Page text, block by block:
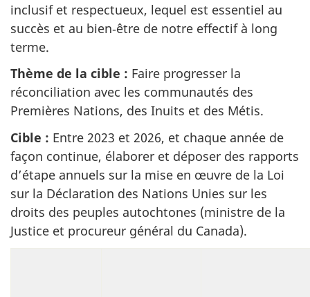
inclusif et respectueux, lequel est essentiel au
succès et au bien‑être de notre effectif à long
terme.
Thème de la cible : Faire progresser la
réconciliation avec les communautés des
Premières Nations, des Inuits et des Métis.
Cible : Entre 2023 et 2026, et chaque année de
façon continue, élaborer et déposer des rapports
d’étape annuels sur la mise en œuvre de la Loi
sur la Déclaration des Nations Unies sur les
droits des peuples autochtones (ministre de la
Justice et procureur général du Canada).